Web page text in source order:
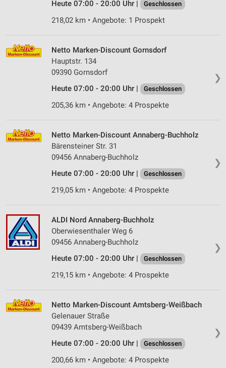
Heute 07:00 - 20:00 Uhr |
Geschlossen
218,02 km • Angebote: 1 Prospekt
❯
Netto Marken-Discount Gornsdorf
Hauptstr. 134
09390 Gornsdorf
Heute 07:00 - 20:00 Uhr |
Geschlossen
205,36 km • Angebote: 4 Prospekte
❯
Netto Marken-Discount Annaberg-Buchholz
Bärensteiner Str. 31
09456 Annaberg-Buchholz
Heute 07:00 - 20:00 Uhr |
Geschlossen
219,05 km • Angebote: 4 Prospekte
❯
ALDI Nord Annaberg-Buchholz
Oberwiesenthaler Weg 6
09456 Annaberg-Buchholz
Heute 07:00 - 20:00 Uhr |
Geschlossen
219,15 km • Angebote: 4 Prospekte
❯
Netto Marken-Discount Amtsberg-Weißbach
Gelenauer Straße
09439 Amtsberg-Weißbach
Heute 07:00 - 20:00 Uhr |
Geschlossen
200,66 km • Angebote: 4 Prospekte